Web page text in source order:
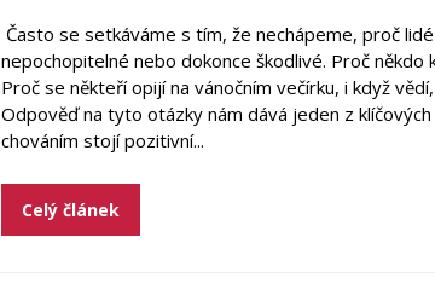
Často se setkáváme s tím, že nechápeme, proč
nepochopitelné nebo dokonce škodlivé. Proč někdo
Proč se někteří opijí na vánočním večírku, i když
Odpověď na tyto otázky nám dává jeden z
chováním stojí pozitivní...
Celý článek